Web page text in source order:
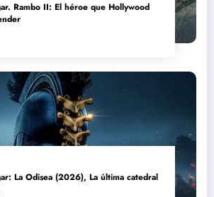
Rambo II: El héroe que Hollywood
La Odisea (2026), La última catedral